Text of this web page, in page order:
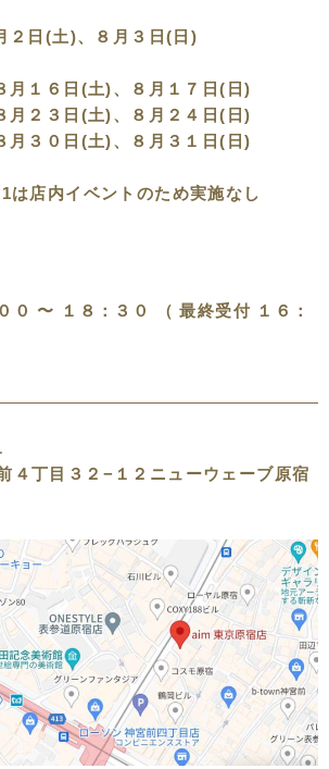
２日(土)、８月３日(日)
月１６日(土)、８月１７日(日)
月２３日(土)、８月２４日(日)
月３０日(土)、８月３１日(日)
店内イベントのため実施なし
〜 １８：３０ （ 最終受付 １６：
４丁目３２−１２ニューウェーブ原宿